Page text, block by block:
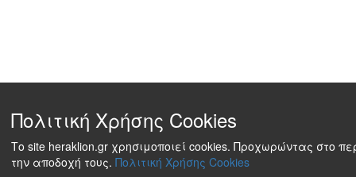
Πολιτική Χρήσης Cookies
Το site heraklion.gr χρησιμοποιεί cookies. Προχωρώντας στο
την αποδοχή τους. Πολιτική Χρήσης Cookies